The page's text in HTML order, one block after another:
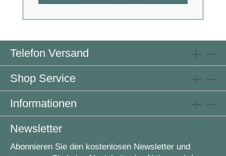
Telefon Versand
Shop Service
Informationen
Newsletter
Abonnieren Sie den kostenlosen Newsletter und